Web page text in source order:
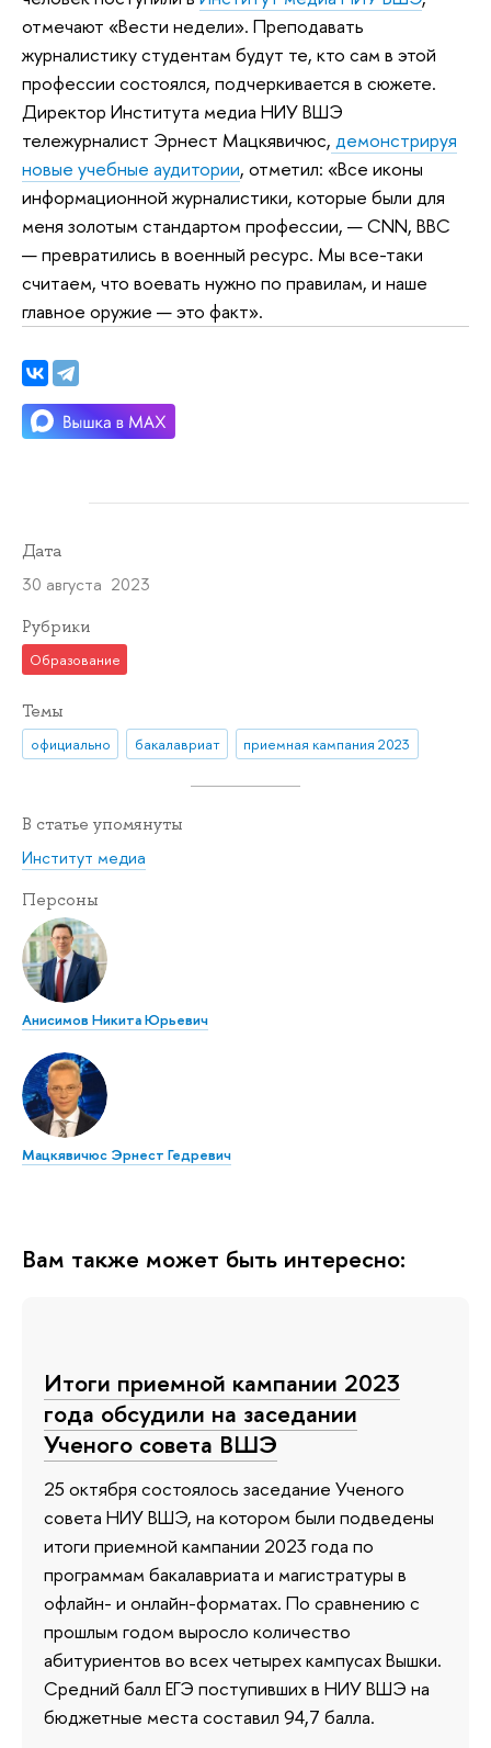
отмечают «Вести недели». Преподавать
журналистику студентам будут те, кто сам в этой
профессии состоялся, подчеркивается в сюжете.
Директор Института медиа НИУ ВШЭ
тележурналист Эрнест Мацкявичюс, демонстрируя
новые учебные аудитории, отметил: «Все иконы
информационной журналистики, которые были для
меня золотым стандартом профессии, — CNN, BBC
— превратились в военный ресурс. Мы все-таки
считаем, что воевать нужно по правилам, и наше
главное оружие — это факт».
Дата
30 августа 2023
Рубрики
Образование
Темы
официально бакалавриат приемная кампания 2023
В статье упомянуты
Институт медиа
Персоны
Анисимов Никита Юрьевич
Мацкявичюс Эрнест Гедревич
Вам также может быть интересно:
Итоги приемной кампании 2023
года обсудили на заседании
Ученого совета ВШЭ
25 октября состоялось заседание Ученого
совета НИУ ВШЭ, на котором были подведены
итоги приемной кампании 2023 года по
программам бакалавриата и магистратуры в
офлайн- и онлайн-форматах. По сравнению с
прошлым годом выросло количество
абитуриентов во всех четырех кампусах Вышки.
Средний балл ЕГЭ поступивших в НИУ ВШЭ на
бюджетные места составил 94,7 балла.